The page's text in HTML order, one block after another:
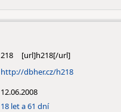
218
http://dbher.cz/h218
12.06.2008
18 let a 61 dní